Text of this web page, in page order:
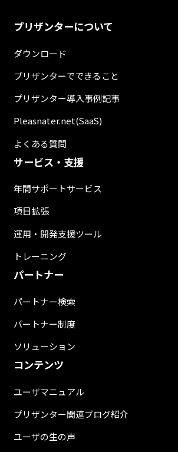
プリザンターについて
ダウンロード
プリザンターでできること
プリザンター導入事例記事
Pleasnater.net(SaaS)
よくある質問
サービス・支援
年間サポートサービス
項目拡張
運用・開発支援ツール
トレーニング
パートナー
パートナー検索
パートナー制度
ソリューション
コンテンツ
ユーザマニュアル
プリザンター関連ブログ紹介
ユーザの生の声